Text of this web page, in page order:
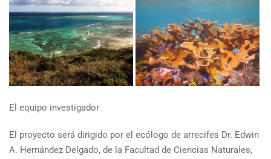
El equipo investigador
El proyecto será dirigido por el ecólogo de arrecifes Dr. Edwin
A. Hernández Delgado, de la Facultad de Ciencias Naturales,